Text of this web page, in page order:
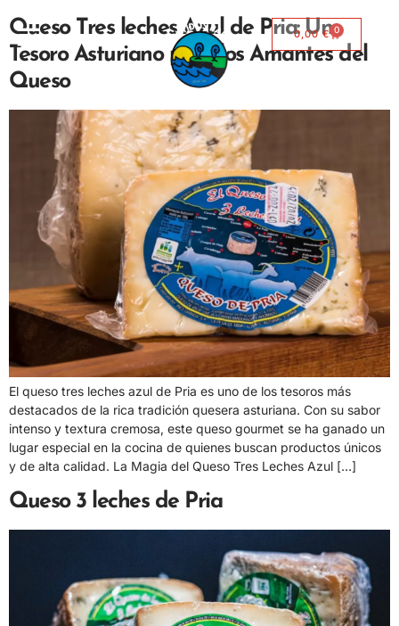
0,00€ 0
Queso Tres leches Azul de Pria: Un
Tesoro Asturiano para los Amantes del
Queso
El queso tres leches azul de Pria es uno de los tesoros más
destacados de la rica tradición quesera asturiana. Con su sabor
intenso y textura cremosa, este queso gourmet se ha ganado un
lugar especial en la cocina de quienes buscan productos únicos
y de alta calidad. La Magia del Queso Tres Leches Azul […]
Queso 3 leches de Pria